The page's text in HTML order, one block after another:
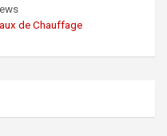
de Chauffage